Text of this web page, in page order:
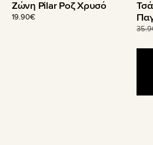
Ζώνη Pilar Ροζ Χρυσό
19.90€